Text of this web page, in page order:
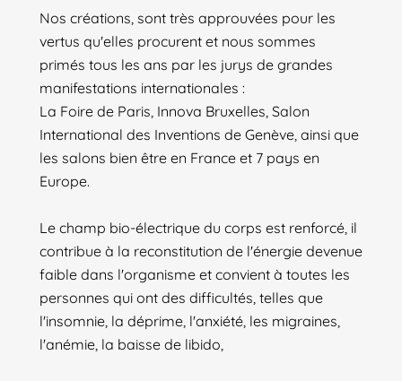
Nos créations, sont très approuvées pour les
vertus qu'elles procurent et nous sommes
primés tous les ans par les jurys de grandes
manifestations internationales :
La Foire de Paris, Innova Bruxelles, Salon
International des Inventions de Genève, ainsi que
les salons bien être en France et 7 pays en
Europe.
Le champ bio-électrique du corps est renforcé, il
contribue à la reconstitution de l'énergie devenue
faible dans l'organisme et convient à toutes les
personnes qui ont des difficultés, telles que
l'insomnie, la déprime, l'anxiété, les migraines,
l'anémie, la baisse de libido,